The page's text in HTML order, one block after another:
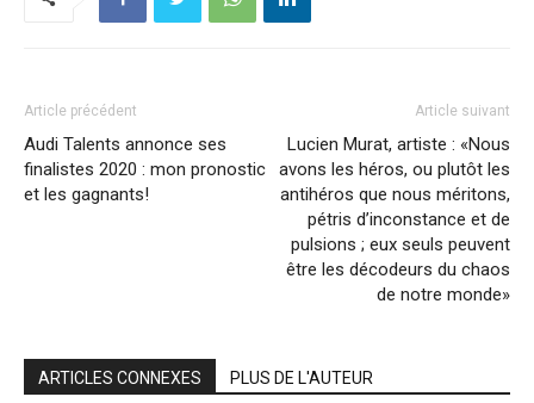
Article précédent
Audi Talents annonce ses
finalistes 2020 : mon pronostic
et les gagnants!
Article suivant
Lucien Murat, artiste : «Nous
avons les héros, ou plutôt les
antihéros que nous méritons,
pétris d’inconstance et de
pulsions ; eux seuls peuvent
être les décodeurs du chaos
de notre monde»
ARTICLES CONNEXES PLUS DE L'AUTEUR